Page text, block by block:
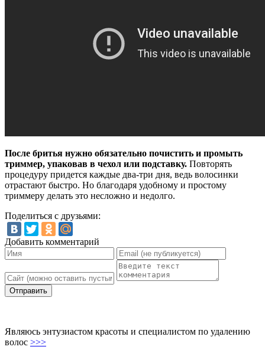
После бритья нужно обязательно почистить и промыть
триммер, упаковав в чехол или подставку. Повторять
процедуру придется каждые два-три дня, ведь волосинки
отрастают быстро. Но благодаря удобному и простому
триммеру делать это несложно и недолго.
Поделиться с друзьями:
Добавить комментарий
Являюсь энтузиастом красоты и специалистом по удалению
волос >>>